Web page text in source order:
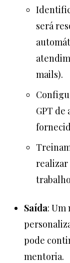
será
mails).
GPT de
realizar
Saída: Um
pode
mentoria.